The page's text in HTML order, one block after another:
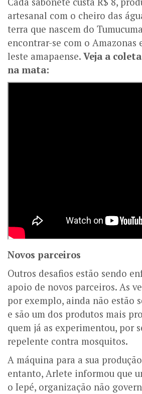
artesanal com o cheiro das
terra que nascem do
encontrar-se com o
leste amapaense. Veja a
na mata:
Novos parceiros
Outros desafios estão sendo
apoio de novos parceiros. As
por exemplo, ainda não estão
e são um dos produtos mais
quem já as experimentou, por
repelente contra mosquitos.
A máquina para a sua
entanto, Arlete informou que
o Iepé, organização não